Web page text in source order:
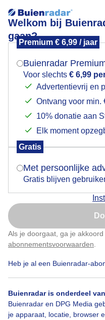
Welkom bij
gaan?
Premium € 6,99 / jaar
Buienradar
Voor slechts € 6,99
Advertentievrij en
Ontvang voor min.
10% donatie aan
Elk moment
Gratis
Met persoonlijke
Gratis blijven
Als je doorgaat, ga je akkoord
abonnementsvoorwaarden
Heb je al een Buienradar-
Buienradar is onderdeel
Buienradar en DPG Media
je apparaat, locatie, browser
Weerfoto!
Door: Nely V Frankenhuijzen
Mogen we je
Indien je hier nog
verschijnt er zo een
Is goed,
Nu niet,
Klik hierom